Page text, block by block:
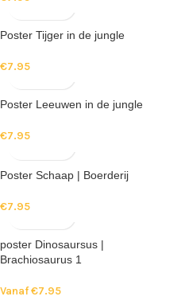
Poster Tijger in de jungle
€7.95
Poster Leeuwen in de jungle
€7.95
Poster Schaap | Boerderij
€7.95
poster Dinosaursus |
Brachiosaurus 1
Vanaf€7.95